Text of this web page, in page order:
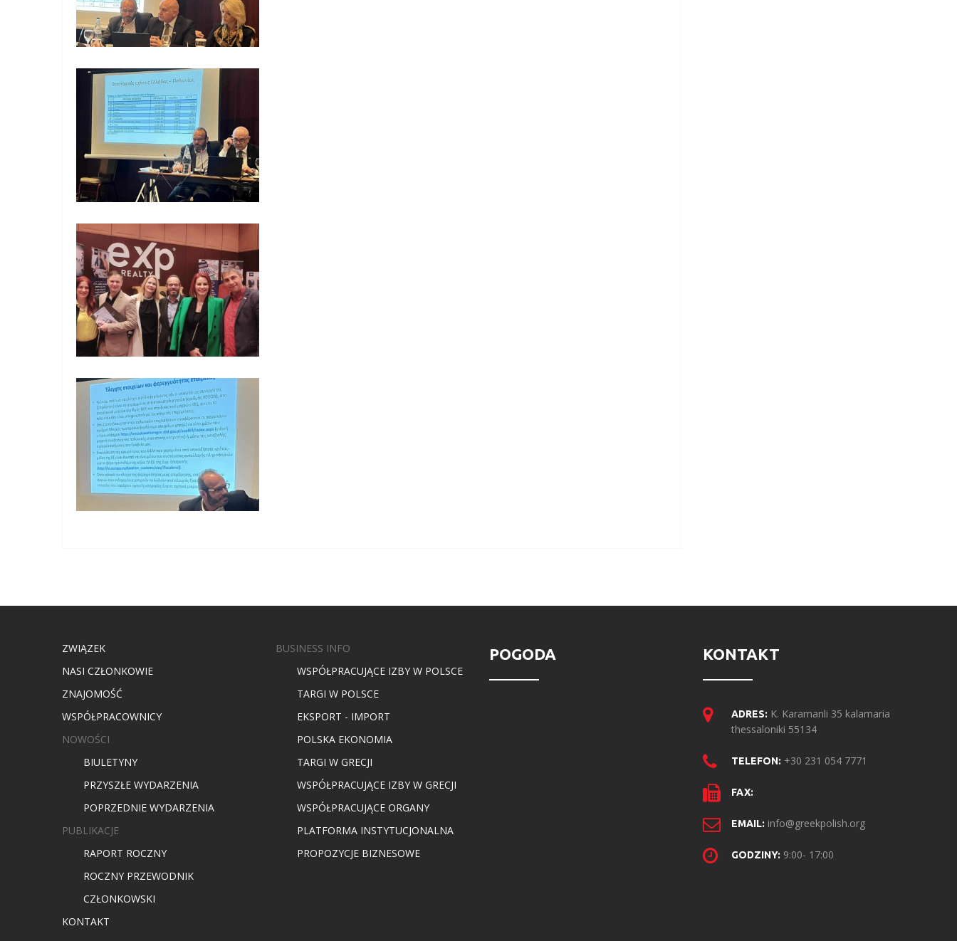
ZWIĄZEK
NASI CZŁONKOWIE
ZNAJOMOŚĆ
WSPÓŁPRACOWNICY
NOWOŚCI
BIULETYNY
PRZYSZŁE WYDARZENIA
POPRZEDNIE WYDARZENIA
PUBLIKACJE
RAPORT ROCZNY
ROCZNY PRZEWODNIK
CZŁONKOWSKI
KONTAKT
BUSINESS INFO
WSPÓŁPRACUJĄCE IZBY W POLSCE
TARGI W POLSCE
EKSPORT - IMPORT
POLSKA EKONOMIA
TARGI W GRECJI
WSPÓŁPRACUJĄCE IZBY W GRECJI
WSPÓŁPRACUJĄCE ORGANY
PLATFORMA INSTYTUCJONALNA
PROPOZYCJE BIZNESOWE
POGODA KONTAKT
ADRES: K. Karamanli 35 kalamaria
thessaloniki 55134
TELEFON: +30 231 054 7771
FAX:
EMAIL: info@greekpolish.org
GODZINY: 9:00- 17:00